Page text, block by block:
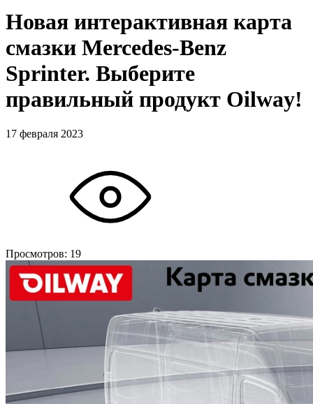
Новая интерактивная карта
смазки Mercedes-Benz
Sprinter. Выберите
правильный продукт Oilway!
17 февраля 2023
Просмотров: 19